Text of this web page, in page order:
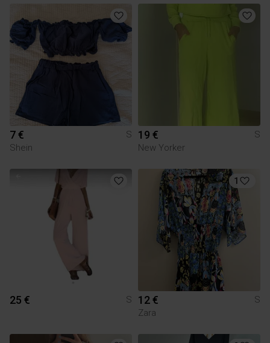
7 €
S
Shein
19 €
S
New Yorker
25 € S
1
12 €
S
Zara